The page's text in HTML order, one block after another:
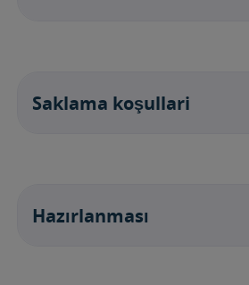
Saklama koşullari
Hazırlanması